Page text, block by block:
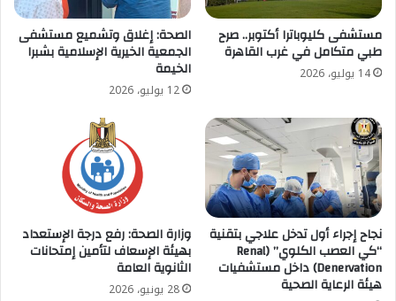
مستشفى كليوباترا أكتوبر.. صرح
طبي متكامل في غرب القاهرة
14 يوليو، 2026
الصحة: إغلاق وتشميع مستشفى
الجمعية الخيرية الإسلامية بشبرا
الخيمة
12 يوليو، 2026
نجاح إجراء أول تدخل علاجي بتقنية
“كي العصب الكلوي” (Renal
Denervation) داخل مستشفيات
هيئة الرعاية الصحية
وزارة الصحة: رفع درجة الإستعداد
بهيئة الإسعاف لتأمين إمتحانات
الثانوية العامة
28 يونيو، 2026